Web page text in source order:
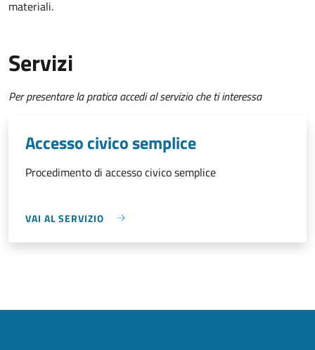
materiali.
Servizi
Per presentare la pratica accedi al servizio che ti interessa
Accesso civico semplice
Procedimento di accesso civico semplice
VAI AL SERVIZIO